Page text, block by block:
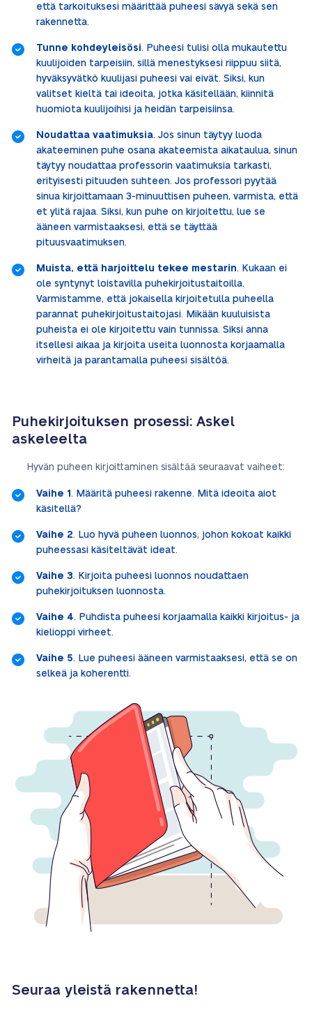
että tarkoituksesi määrittää puheesi sävyä sekä sen
rakennetta.
Tunne kohdeyleisösi. Puheesi tulisi olla mukautettu
kuulijoiden tarpeisiin, sillä menestyksesi riippuu siitä,
hyväksyvätkö kuulijasi puheesi vai eivät. Siksi, kun
valitset kieltä tai ideoita, jotka käsitellään, kiinnitä
huomiota kuulijoihisi ja heidän tarpeisiinsa.
Noudattaa vaatimuksia. Jos sinun täytyy luoda
akateeminen puhe osana akateemista aikataulua, sinun
täytyy noudattaa professorin vaatimuksia tarkasti,
erityisesti pituuden suhteen. Jos professori pyytää
sinua kirjoittamaan 3-minuuttisen puheen, varmista, että
et ylitä rajaa. Siksi, kun puhe on kirjoitettu, lue se
ääneen varmistaaksesi, että se täyttää
pituusvaatimuksen.
Muista, että harjoittelu tekee mestarin. Kukaan ei
ole syntynyt loistavilla puhekirjoitustaitoilla.
Varmistamme, että jokaisella kirjoitetulla puheella
parannat puhekirjoitustaitojasi. Mikään kuuluisista
puheista ei ole kirjoitettu vain tunnissa. Siksi anna
itsellesi aikaa ja kirjoita useita luonnosta korjaamalla
virheitä ja parantamalla puheesi sisältöä.
Puhekirjoituksen prosessi: Askel
askeleelta
Hyvän puheen kirjoittaminen sisältää seuraavat vaiheet:
Vaihe 1 . Määritä puheesi rakenne. Mitä ideoita aiot
käsitellä?
Vaihe 2. Luo hyvä puheen luonnos, johon kokoat kaikki
puheessasi käsiteltävät ideat.
Vaihe 3. Kirjoita puheesi luonnos noudattaen
puhekirjoituksen luonnosta.
Vaihe 4. Puhdista puheesi korjaamalla kaikki kirjoitus- ja
kielioppi virheet.
Vaihe 5. Lue puheesi ääneen varmistaaksesi, että se on
selkeä ja koherentti.
Seuraa yleistä rakennetta!